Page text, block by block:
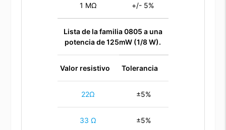
1 MΩ +/- 5%
Lista de la familia 0805 a una
potencia de 125mW (1/8 W).
Valor resistivo Tolerancia
22Ω ±5%
33 Ω ±5%